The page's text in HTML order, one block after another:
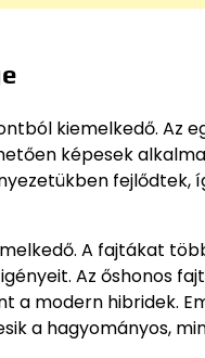
kiemelkedő. Az
képesek
A fajtákat
Az őshonos
a modern hibridek.
a hagyományos,